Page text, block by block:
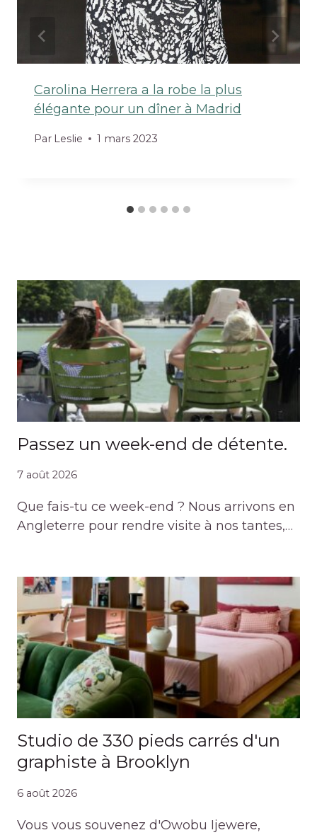
Carolina Herrera a la robe la plus
élégante pour un dîner à Madrid
Par Leslie 1 mars 2023
Passez un week-end de détente.
7 août 2026
Que fais-tu ce week-end ? Nous arrivons en
Angleterre pour rendre visite à nos tantes,…
Studio de 330 pieds carrés d'un
graphiste à Brooklyn
6 août 2026
Vous vous souvenez d'Owobu Ijewere,